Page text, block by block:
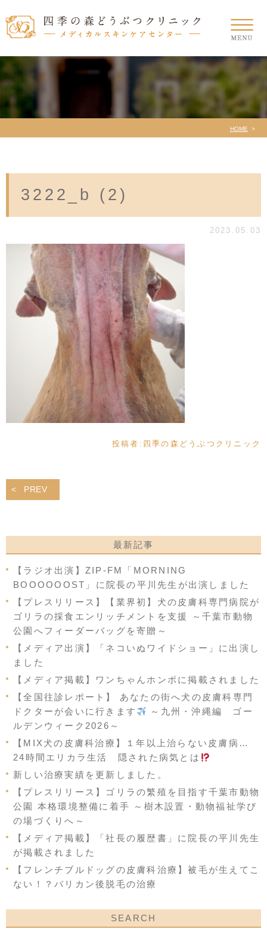
HOME
3222_b (2)
2023.05.03
投稿者: 四季の森どうぶつクリニック
PREV
最新記事
【ラジオ出演】ZIP-FM「MORNING
BOOOOOOST」に院長の平川先生が出演しました
【プレスリリース】【業界初】犬の皮膚科専門病院が
ゴリラの採食エンリッチメントを支援 ～千葉市動物
公園へフィーダーバッグを寄贈～
【メディア出演】「ネコいぬワイドショー」に出演し
ました
【メディア掲載】ワンちゃんホンポに掲載されました
【全国往診レポート】 あなたの街へ犬の皮膚科専門
ドクターが会いに行きます
～九州・沖縄編 ゴー
ルデンウィーク2026～
【MIX犬の皮膚科治療】１年以上治らない皮膚病…
24時間エリカラ生活 隠された病気とは
新しい治療実績を更新しました。
【プレスリリース】ゴリラの繁殖を目指す千葉市動物
公園 本格環境整備に着手 ～樹木設置・動物福祉学び
の場づくりへ～
【メディア掲載】「社長の履歴書」に院長の平川先生
が掲載されました
【フレンチブルドッグの皮膚科治療】被毛が生えてこ
ない！？バリカン後脱毛の治療
SEARCH